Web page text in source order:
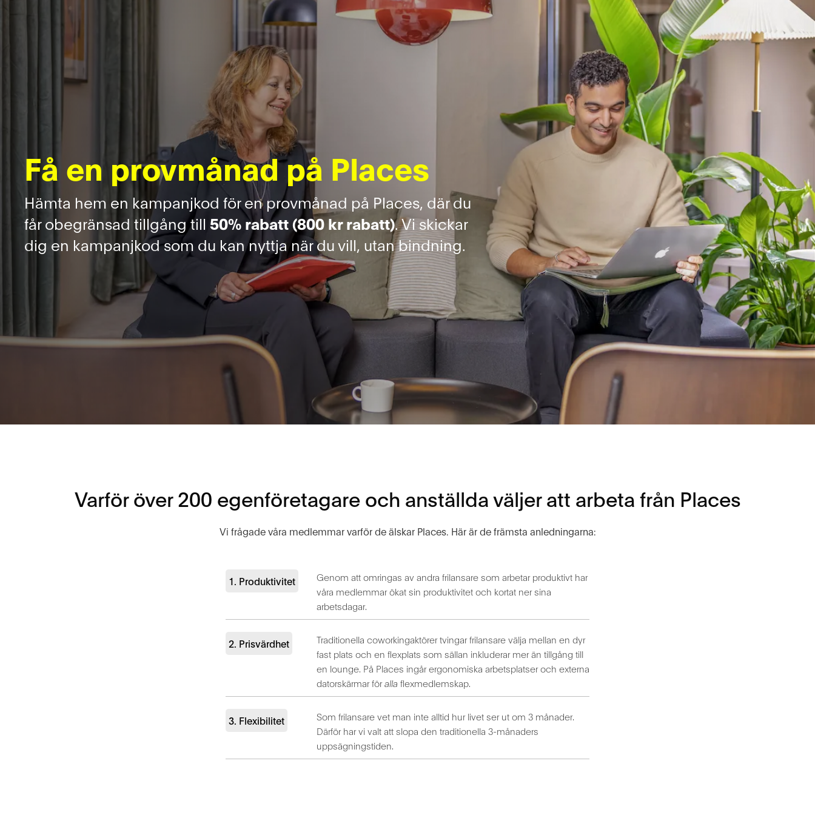
Få en provmånad på Places
Hämta hem en kampanjkod för en provmånad på Places, där du
får obegränsad tillgång till 50% rabatt (800 kr rabatt). Vi skickar
dig en kampanjkod som du kan nyttja när du vill, utan bindning.
Varför över 200 egenföretagare och anställda väljer att arbeta från Places
Vi frågade våra medlemmar varför de älskar Places. Här är de främsta anledningarna:
1. Produktivitet
Genom att omringas av andra frilansare som arbetar produktivt har
våra medlemmar ökat sin produktivitet och kortat ner sina
arbetsdagar.
2. Prisvärdhet
Traditionella coworkingaktörer tvingar frilansare välja mellan en dyr
fast plats och en flexplats som sällan inkluderar mer än tillgång till
en lounge. På Places ingår ergonomiska arbetsplatser och externa
datorskärmar föralla flexmedlemskap.
3. Flexibilitet
Som frilansare vet man inte alltid hur livet ser ut om 3 månader.
Därför har vi valt att slopa den traditionella 3-månaders
uppsägningstiden.